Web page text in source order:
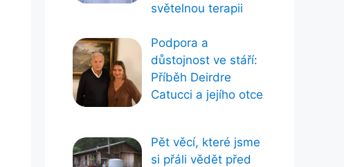
světelnou terapii
Podpora a
důstojnost ve stáří:
Příběh Deirdre
Catucci a jejího otce
Pět věcí, které jsme
si přáli vědět před